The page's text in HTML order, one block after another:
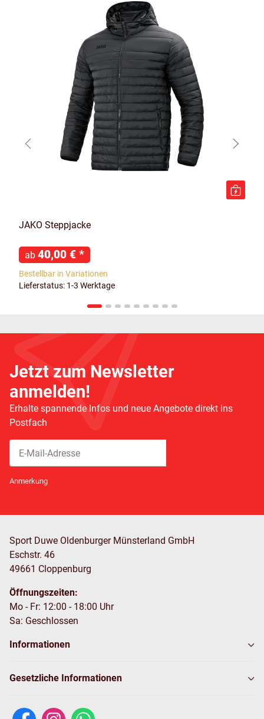
JAKO Steppjacke
ab 40,00 € *
Bestellbar in Variationen
Lieferstatus: 1-3 Werktage
Jetzt zum Newsletter
anmelden!
Erhalte spannende Infos und neue Angebote direkt ins
Postfach
Anmerkung
Sport Duwe Oldenburger Münsterland GmbH
Eschstr. 46
49661 Cloppenburg
Öffnungszeiten:
Mo - Fr: 12:00 - 18:00 Uhr
Sa: Geschlossen
Informationen
Gesetzliche Informationen